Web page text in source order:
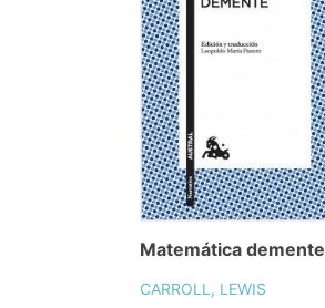
Matemática demente
CARROLL, LEWIS